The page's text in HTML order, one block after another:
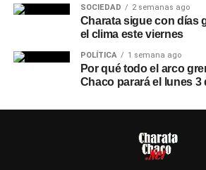
SOCIEDAD 2 semanas ago
Charata sigue con días
el clima este viernes
POLÍTICA 1 semana ago
Por qué todo el arco
Chaco parará el lunes 3